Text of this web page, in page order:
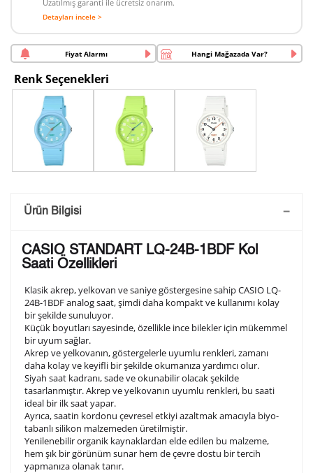
Uzatılmış garanti ile ücretsiz onarım.
Detayları incele >
Fiyat Alarmı Hangi Mağazada Var?
Renk Seçenekleri
Saatini Kişiselleştir
arka kapağına gravür tekniği ile formda belirtmiş
olduğunuz şekilde işlenecektir.
1. Satır
10/ 10
2. Satır
10
3. Satır
10/ 10
Lütfen font seçiniz
Ürün Bilgisi
CASIO STANDART LQ-24B-1BDF Kol
Saati Özellikleri
Klasik akrep, yelkovan ve saniye göstergesine sahip CASIO LQ-
24B-1BDF analog saat, şimdi daha kompakt ve kullanımı kolay
bir şekilde sunuluyor.
Küçük boyutları sayesinde, özellikle ince bilekler için mükemmel
bir uyum sağlar.
Akrep ve yelkovanın, göstergelerle uyumlu renkleri, zamanı
daha kolay ve keyifli bir şekilde okumanıza yardımcı olur.
Siyah saat kadranı, sade ve okunabilir olacak şekilde
tasarlanmıştır. Akrep ve yelkovanın uyumlu renkleri, bu saati
ideal bir ilk saat yapar.
Ayrıca, saatin kordonu çevresel etkiyi azaltmak amacıyla biyo-
tabanlı silikon malzemeden üretilmiştir.
Yenilenebilir organik kaynaklardan elde edilen bu malzeme,
hem şık bir görünüm sunar hem de çevre dostu bir tercih
yapmanıza olanak tanır.